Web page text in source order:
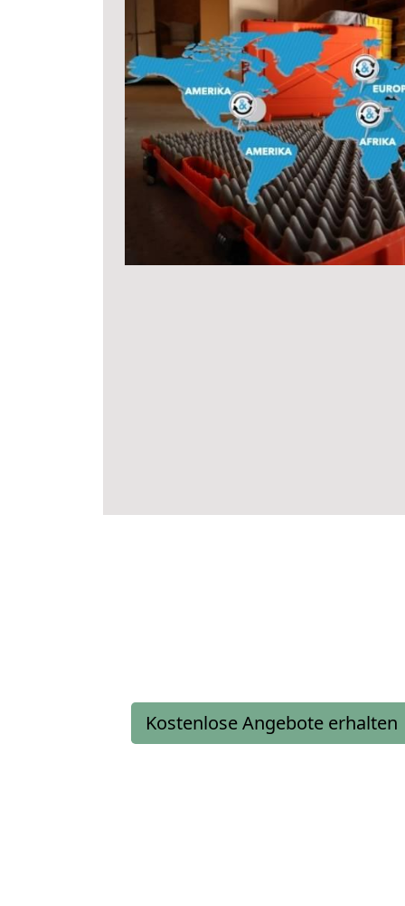
Kostenlose Angebote erhalten